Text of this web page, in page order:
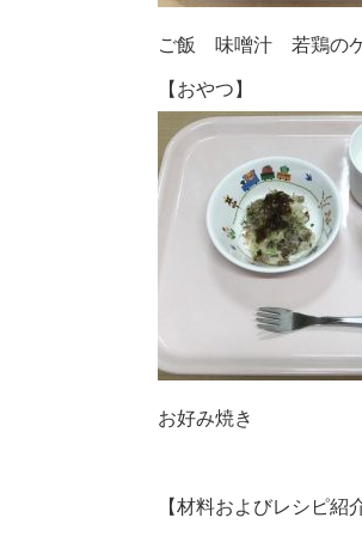
ご飯 味噌汁 若鶏の
【おやつ】
お好み焼き
【材料およびレシピ紹